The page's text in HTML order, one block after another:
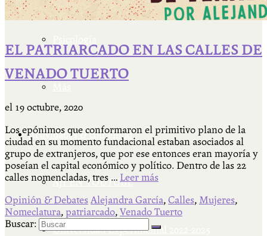
Actividades & contenido
AJÍ EN YOUTUBE
Universidad Experimental 2022-2025
EL PATRIARCADO EN LAS CALLES DE
VENADO TUERTO
el 19 octubre, 2020
Los epónimos que conformaron el primitivo plano de la
ciudad en su momento fundacional estaban asociados al
grupo de extranjeros, que por ese entonces eran mayoría y
poseían el capital económico y político. Dentro de las 22
calles nomencladas, tres … Leer más
Opinión & Debates Alejandra García, Calles, Mujeres,
Nomeclatura, patriarcado, Venado Tuerto
Buscar: